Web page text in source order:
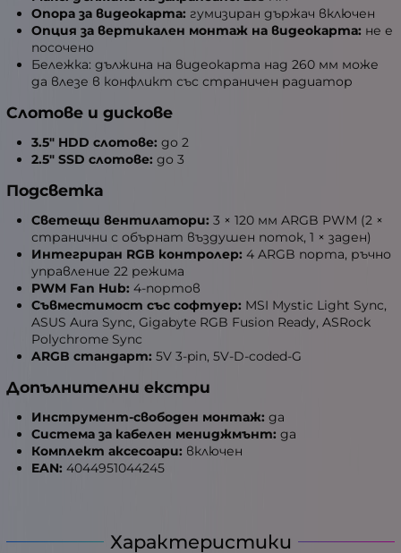
Опора за видеокарта: гумизиран държач включен
Опция за вертикален монтаж на видеокарта: не е
посочено
Бележка: дължина на видеокарта над 260 мм може
да влезе в конфликт със страничен радиатор
Слотове и дискове
3.5" HDD слотове: до 2
2.5" SSD слотове: до 3
Подсветка
Светещи вентилатори: 3 × 120 мм ARGB PWM (2 ×
странични с обърнат въздушен поток, 1 × заден)
Интегриран RGB контролер: 4 ARGB порта, ръчно
управление 22 режима
PWM Fan Hub: 4-портов
Съвместимост със софтуер: MSI Mystic Light Sync,
ASUS Aura Sync, Gigabyte RGB Fusion Ready, ASRock
Polychrome Sync
ARGB стандарт: 5V 3-pin, 5V-D-coded-G
Допълнителни екстри
Инструмент-свободен монтаж: да
Система за кабелен мениджмънт: да
Комплект аксесоари: включен
EAN: 4044951044245
Характеристики